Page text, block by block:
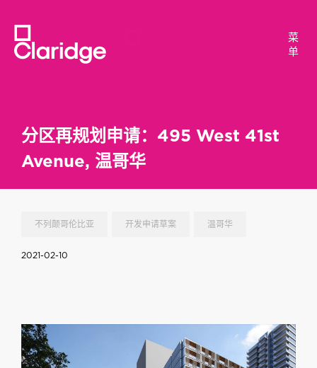
菜
单
菜
单
分区再规划申请：495 West 41st
Avenue, 温哥华
不列颠哥伦比亚 开发申请草案 温哥华
2021-02-10